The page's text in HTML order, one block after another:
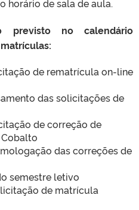
horário de sala de aula.
previsto no calendário
de rematrícula on-line
das solicitações de
de correção de
das correções de
semestre letivo
de matrícula